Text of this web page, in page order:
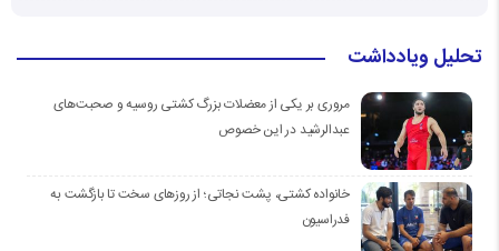
تحلیل ویادداشت
مروری بر یکی از معضلات بزرگ کشتی روسیه و صحبت‌های
عبدالرشید در این خصوص
خانواده کشتی، پشت نجاتی؛ از روزهای سخت تا بازگشت به
فدراسیون